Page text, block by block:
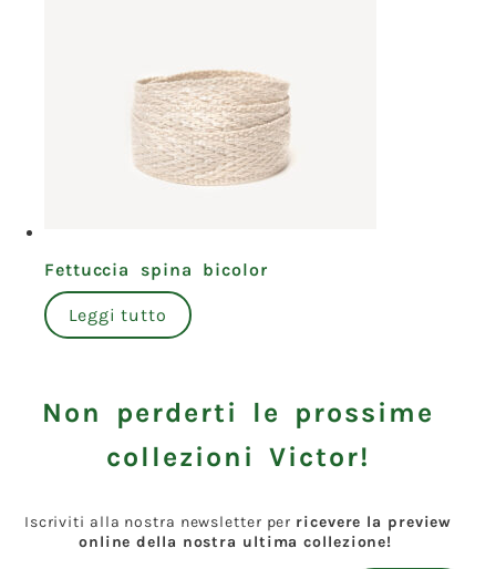
Fettuccia spina bicolor
Leggi tutto
Non perderti le prossime
collezioni Victor!
Iscriviti alla nostra newsletter per ricevere la preview
online della nostra ultima collezione!